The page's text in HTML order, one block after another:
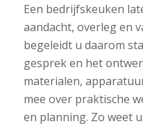
Een bedrijfskeuken
aandacht, overleg en
begeleidt u daarom
gesprek en het
materialen,
mee over praktische
en planning. Zo weet